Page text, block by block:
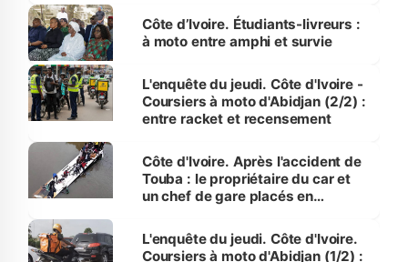
Côte d’Ivoire. Étudiants-livreurs :
à moto entre amphi et survie
L'enquête du jeudi. Côte d'Ivoire -
Coursiers à moto d'Abidjan (2/2) :
entre racket et recensement
Côte d'Ivoire. Après l'accident de
Touba : le propriétaire du car et
un chef de gare placés en
L'enquête du jeudi. Côte d'Ivoire.
Coursiers à moto d'Abidjan (1/2) :